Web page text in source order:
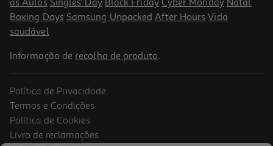
Boxing Days Samsung Unpacked After Hours Vida
saudável
Informação de recolha de produto.
Política de Privacidade
Termos e Condições
Política de Cookies
Livro de reclamações